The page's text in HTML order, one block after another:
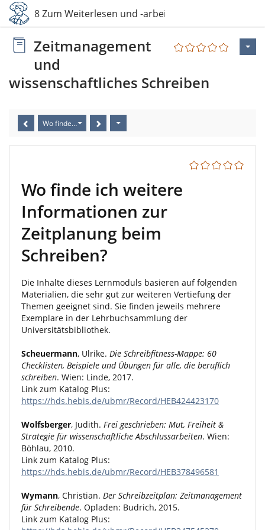
8 Zum Weiterlesen und -arbeiten
Zeitmanagement
und
wissenschaftliches Schreiben
Wo finde ich weitere Informationen zur Zeitplanung beim
Wo finde ich weitere
Informationen zur
Zeitplanung beim
Schreiben?
Die Inhalte dieses Lernmoduls basieren auf folgenden
Materialien, die sehr gut zur weiteren Vertiefung der
Themen geeignet sind. Sie finden jeweils mehrere
Exemplare in der Lehrbuchsammlung der
Universitätsbibliothek.
Scheuermann, Ulrike. Die Schreibfitness-Mappe: 60
Checklisten, Beispiele und Übungen für alle, die beruflich
schreiben. Wien: Linde, 2017.
Link zum Katalog Plus:
https://hds.hebis.de/ubmr/Record/HEB424423170
Wolfsberger, Judith. Frei geschrieben: Mut, Freiheit &
Strategie für wissenschaftliche Abschlussarbeiten. Wien:
Böhlau, 2010.
Link zum Katalog Plus:
https://hds.hebis.de/ubmr/Record/HEB378496581
Wymann, Christian. Der Schreibzeitplan: Zeitmanagement
für Schreibende. Opladen: Budrich, 2015.
Link zum Katalog Plus: